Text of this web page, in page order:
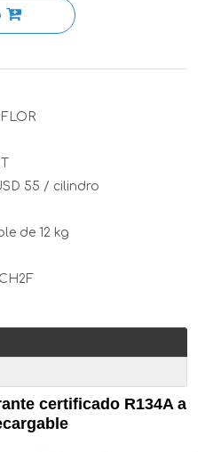
55 / cilindro
de 12 kg
certificado R134A a